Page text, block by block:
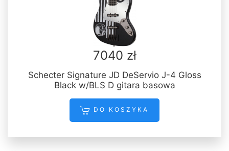
7040 zł
Schecter Signature JD DeServio J-4 Gloss
Black w/BLS D gitara basowa
DO KOSZYKA